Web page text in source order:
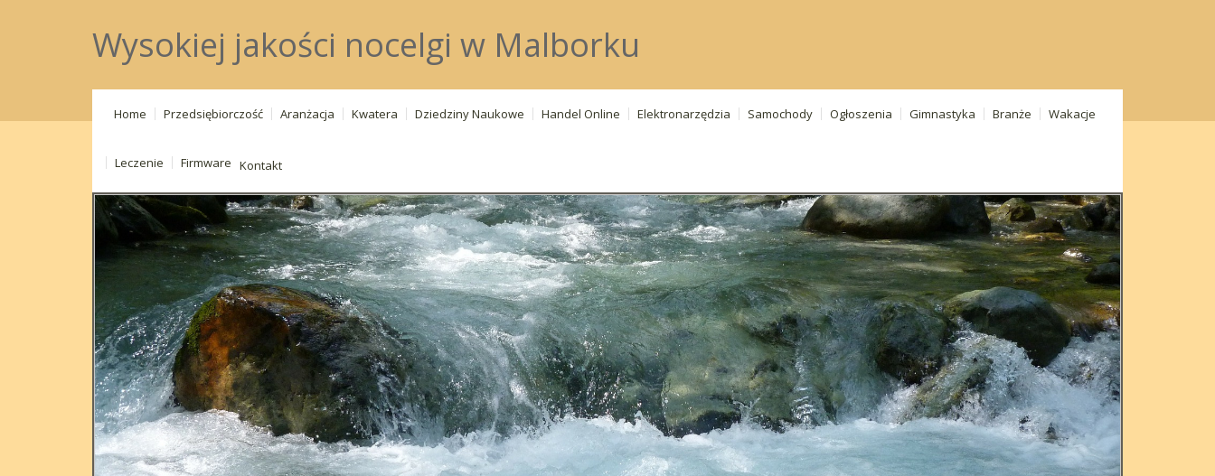
Wysokiej jakości nocelgi w Malborku
Home Przedsiębiorczość Aranżacja Kwatera Dziedziny Naukowe Handel Online Elektronarzędzia Samochody Ogłoszenia Gimnastyka Branże Wakacje
Leczenie Firmware Kontakt